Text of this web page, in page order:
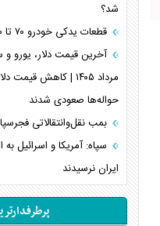
شد؟
قطعات یدکی خودرو ۷۰ تا ۸۰ درصد گران شد
مرداد ۱۴۰۵ | کاهش قیمت
حواله‌ها صعودی شدند
بمب نقل‌وانتقالاتی
سپاه: آمریکا و اسرائیل
ایران نرسیدند